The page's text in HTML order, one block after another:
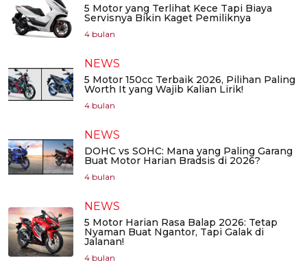
5 Motor yang Terlihat Kece Tapi Biaya
Servisnya Bikin Kaget Pemiliknya
4 bulan
NEWS
5 Motor 150cc Terbaik 2026, Pilihan Paling
Worth It yang Wajib Kalian Lirik!
4 bulan
NEWS
DOHC vs SOHC: Mana yang Paling Garang
Buat Motor Harian Bradsis di 2026?
4 bulan
NEWS
5 Motor Harian Rasa Balap 2026: Tetap
Nyaman Buat Ngantor, Tapi Galak di
Jalanan!
4 bulan